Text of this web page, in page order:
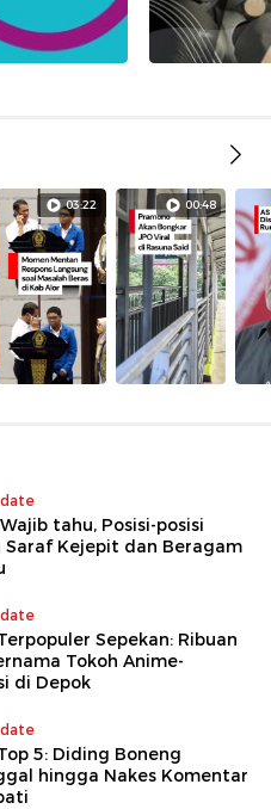
03:22 00:48
tahu, Posisi-posisi
Saraf Kejepit dan Beragam
Sepekan: Ribuan
Tokoh Anime-
di Depok
5: Diding Boneng
hingga Nakes Komentar